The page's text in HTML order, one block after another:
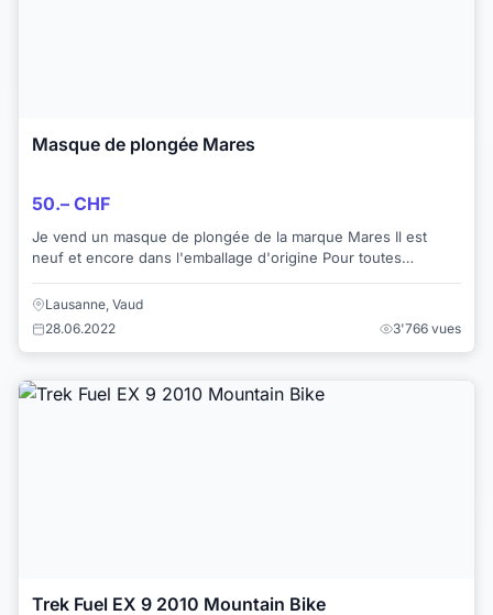
Masque de plongée Mares
50.– CHF
Je vend un masque de plongée de la marque Mares Il est
neuf et encore dans l'emballage d'origine Pour toutes
questions, merci de me contacter ...
Lausanne, Vaud
28.06.2022
3'766 vues
Trek Fuel EX 9 2010 Mountain Bike